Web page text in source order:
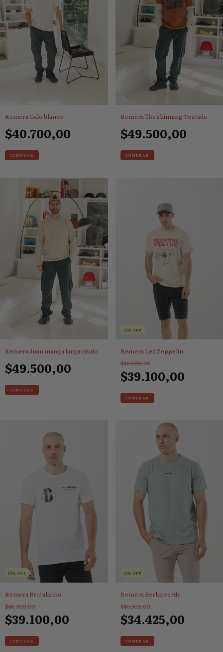
Remera Galo blanco
$40.700,00
COMPRAR
Remera The shinning Tostado
$49.500,00
COMPRAR
Remera Juan manga larga crudo
$49.500,00
COMPRAR
15% OFF
Remera Led Zeppelin
$46.000,00
$39.100,00
COMPRAR
15% OFF
Remera Brutalismo
$46.000,00
$39.100,00
COMPRAR
15% OFF
Remera Berlin verde
$40.500,00
$34.425,00
COMPRAR